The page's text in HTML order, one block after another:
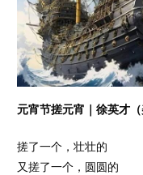
元宵节搓元宵 ｜ 徐英才（
搓了一个，壮壮的
又搓了一个，圆圆的